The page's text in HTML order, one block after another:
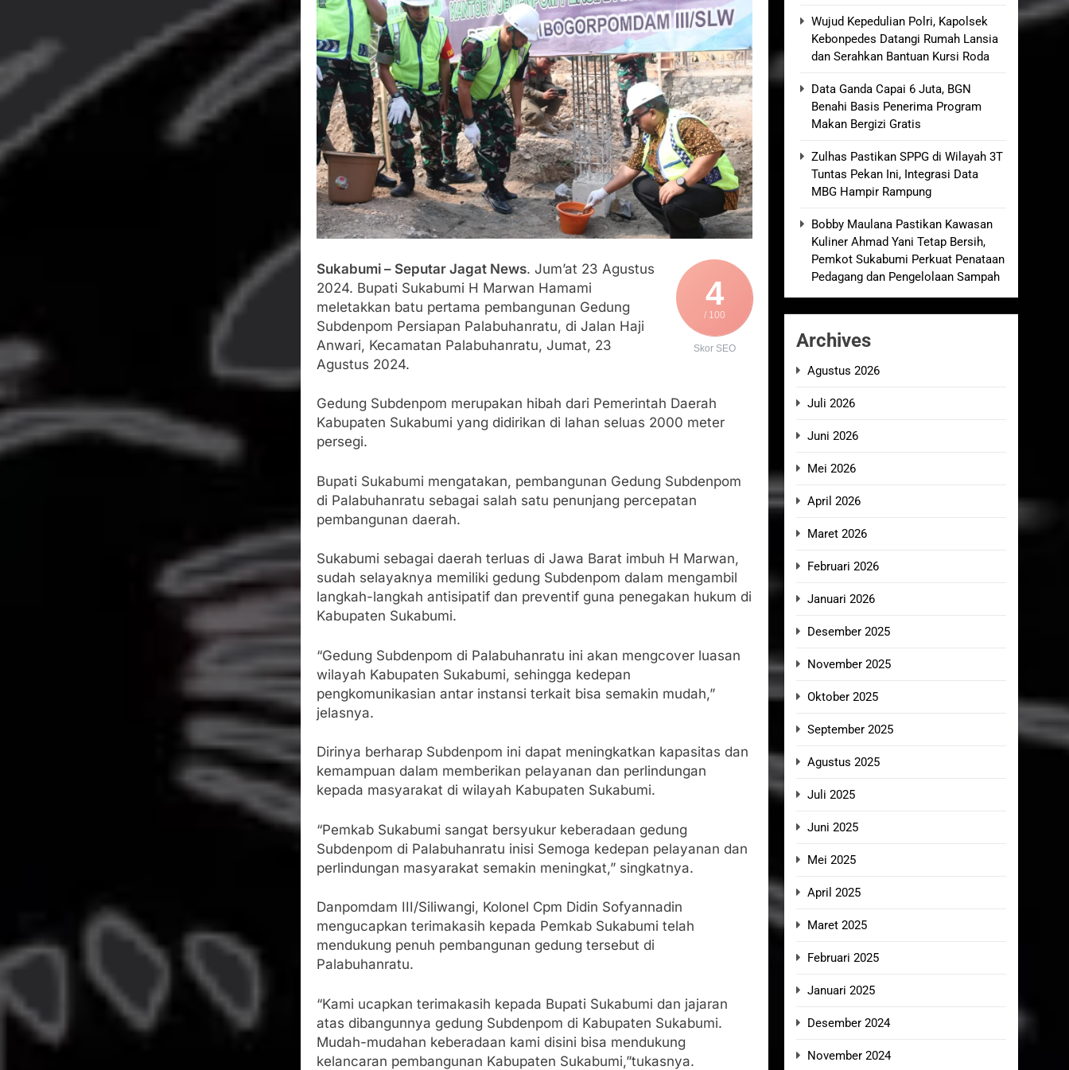
Wujud Kepedulian Polri, Kapolresta Sumenep Koordinasikan dan Berangkatkan Empat Korban Kebakaran KMP Mutiara
Sentosa 2 ke Posko Pusat Tg. Perak Surabaya
Agustus 5, 2026
SMA Negeri Nyalindung Sukabumi Diduga Lakukan Pungutan melalui Komite Sekolah, Disorot karena Dinilai
Bertentangan dengan Edaran Disdik Jabar
Agustus 4, 2026
Ketua Umum FSP Maritim Indonesia Bantah Isu Mogok Nasional TKBM: “Belum Ada Keputusan Resmi”
Agustus 3, 2026
Menjalin Harmoni di Tanah Sukaresmi: Kala Mina Padi, P2L, dan Gotong Royong Menggerakkan Ekonomi Desa
Agustus 3, 2026
4
/ 100
Skor SEO
Sukabumi – Seputar Jagat News. Jum’at 23 Agustus
2024. Bupati Sukabumi H Marwan Hamami
meletakkan batu pertama pembangunan Gedung
Subdenpom Persiapan Palabuhanratu, di Jalan Haji
Anwari, Kecamatan Palabuhanratu, Jumat, 23
Agustus 2024.
Gedung Subdenpom merupakan hibah dari Pemerintah Daerah
Kabupaten Sukabumi yang didirikan di lahan seluas 2000 meter
persegi.
Bupati Sukabumi mengatakan, pembangunan Gedung Subdenpom
di Palabuhanratu sebagai salah satu penunjang percepatan
pembangunan daerah.
Sukabumi sebagai daerah terluas di Jawa Barat imbuh H Marwan,
sudah selayaknya memiliki gedung Subdenpom dalam mengambil
langkah-langkah antisipatif dan preventif guna penegakan hukum di
Kabupaten Sukabumi.
“Gedung Subdenpom di Palabuhanratu ini akan mengcover luasan
wilayah Kabupaten Sukabumi, sehingga kedepan
pengkomunikasian antar instansi terkait bisa semakin mudah,”
jelasnya.
Dirinya berharap Subdenpom ini dapat meningkatkan kapasitas dan
kemampuan dalam memberikan pelayanan dan perlindungan
kepada masyarakat di wilayah Kabupaten Sukabumi.
“Pemkab Sukabumi sangat bersyukur keberadaan gedung
Subdenpom di Palabuhanratu inisi Semoga kedepan pelayanan dan
perlindungan masyarakat semakin meningkat,” singkatnya.
Danpomdam III/Siliwangi, Kolonel Cpm Didin Sofyannadin
mengucapkan terimakasih kepada Pemkab Sukabumi telah
mendukung penuh pembangunan gedung tersebut di
Palabuhanratu.
“Kami ucapkan terimakasih kepada Bupati Sukabumi dan jajaran
atas dibangunnya gedung Subdenpom di Kabupaten Sukabumi.
Mudah-mudahan keberadaan kami disini bisa mendukung
kelancaran pembangunan Kabupaten Sukabumi,”tukasnya.
Wujud Kepedulian Polri, Kapolsek
Kebonpedes Datangi Rumah Lansia
dan Serahkan Bantuan Kursi Roda
Data Ganda Capai 6 Juta, BGN
Benahi Basis Penerima Program
Makan Bergizi Gratis
Zulhas Pastikan SPPG di Wilayah 3T
Tuntas Pekan Ini, Integrasi Data
MBG Hampir Rampung
Bobby Maulana Pastikan Kawasan
Kuliner Ahmad Yani Tetap Bersih,
Pemkot Sukabumi Perkuat Penataan
Pedagang dan Pengelolaan Sampah
Archives
Agustus 2026
Juli 2026
Juni 2026
Mei 2026
April 2026
Maret 2026
Februari 2026
Januari 2026
Desember 2025
November 2025
Oktober 2025
September 2025
Agustus 2025
Juli 2025
Juni 2025
Mei 2025
April 2025
Maret 2025
Februari 2025
Januari 2025
Desember 2024
November 2024